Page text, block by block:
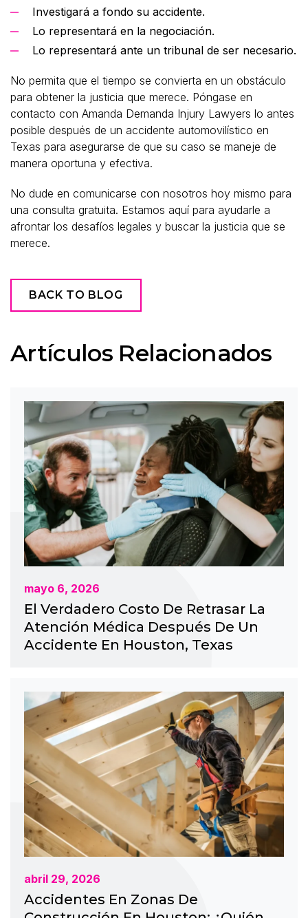
Investigará a fondo su accidente.
Lo representará en la negociación.
Lo representará ante un tribunal de ser necesario.
No permita que el tiempo se convierta en un obstáculo
para obtener la justicia que merece. Póngase en
contacto con Amanda Demanda Injury Lawyers lo antes
posible después de un accidente automovilístico en
Texas para asegurarse de que su caso se maneje de
manera oportuna y efectiva.
No dude en comunicarse con nosotros hoy mismo para
una consulta gratuita. Estamos aquí para ayudarle a
afrontar los desafíos legales y buscar la justicia que se
merece.
BACK TO BLOG
Artículos Relacionados
mayo 6, 2026
El Verdadero Costo De Retrasar La
Atención Médica Después De Un
Accidente En Houston, Texas
abril 29, 2026
Accidentes En Zonas De